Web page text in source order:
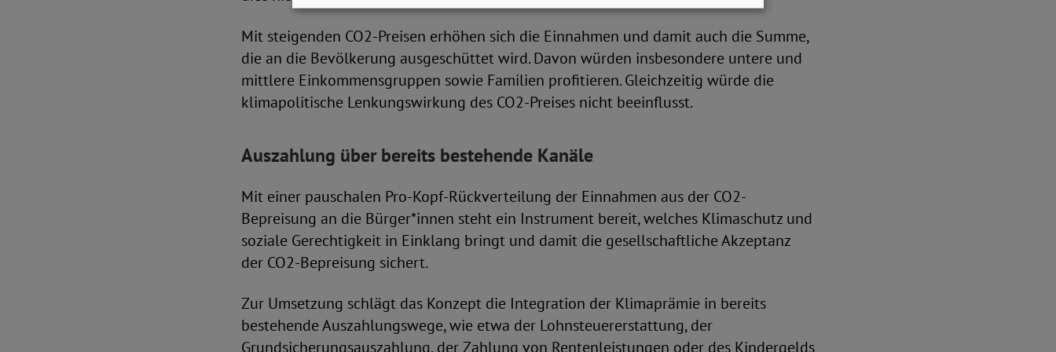
Mit steigenden CO2-Preisen erhöhen sich die Einnahmen und damit auch die Summe,
die an die Bevölkerung ausgeschüttet wird. Davon würden insbesondere untere und
mittlere Einkommensgruppen sowie Familien profitieren. Gleichzeitig würde die
klimapolitische Lenkungswirkung des CO2-Preises nicht beeinflusst.
Auszahlung über bereits bestehende Kanäle
Mit einer pauschalen Pro-Kopf-Rückverteilung der Einnahmen aus der CO2-
Bepreisung an die Bürger*innen steht ein Instrument bereit, welches Klimaschutz und
soziale Gerechtigkeit in Einklang bringt und damit die gesellschaftliche Akzeptanz
der CO2-Bepreisung sichert.
Zur Umsetzung schlägt das Konzept die Integration der Klimaprämie in bereits
bestehende Auszahlungswege, wie etwa der Lohnsteuererstattung, der
Grundsicherungsauszahlung, der Zahlung von Rentenleistungen oder des Kindergelds